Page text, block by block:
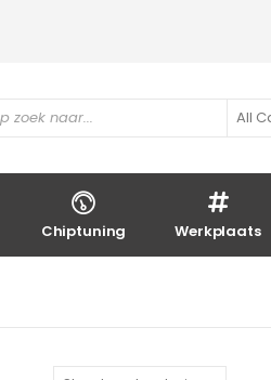
Chiptuning Werkplaats